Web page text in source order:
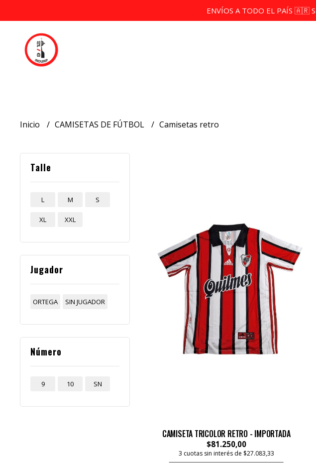
ENVÍOS A TODO EL PAÍS 🇦🇷
Inicio CAMISETAS DE FÚTBOL Camisetas retro
Talle
L M S
XL XXL
Jugador
ORTEGA SIN JUGADOR
Número
9 10 SN
CAMISETA TRICOLOR RETRO - IMPORTADA
$81.250,00
3 cuotas sin interés de $27.083,33